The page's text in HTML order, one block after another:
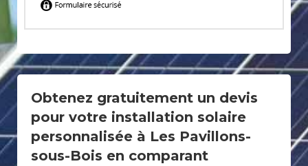
Obtenez gratuitement un devis
pour votre installation solaire
personnalisée à Les Pavillons-
sous-Bois en comparant